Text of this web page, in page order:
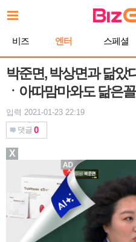
문
기
비즈 엔터 스페셜
박준면, 박상면과 닮았
ㆍ아따맘마와도 닮은꼴
입력 2021-01-23 22:19
댓글 0
X